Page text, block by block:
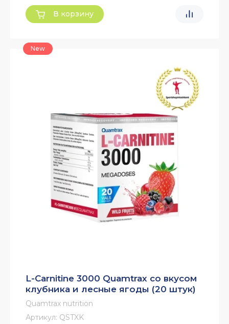
В корзину
New
L-Carnitine 3000 Quamtrax со вкусом
клубника и лесные ягоды (20 штук)
Quamtrax nutrition
Артикул: QSTXK